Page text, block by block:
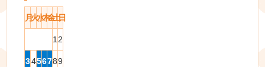
月火水木金土日
1 2
3456789